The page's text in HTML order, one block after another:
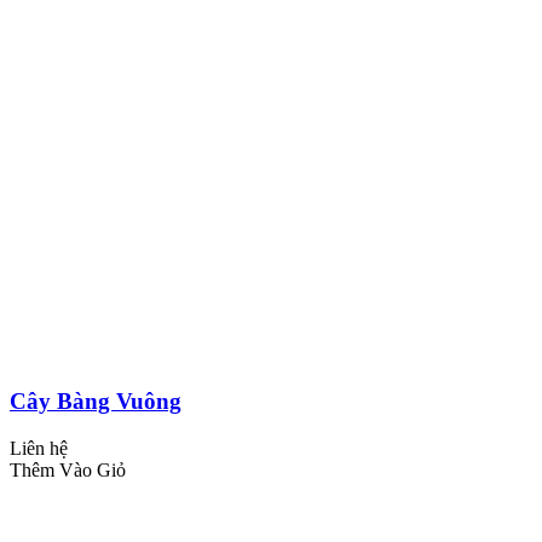
Cây Bàng Vuông
Liên hệ
Thêm Vào Giỏ